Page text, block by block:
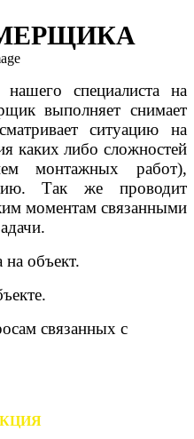
специалиста на
выполняет снимает
ситуацию на
каких либо сложностей
монтажных работ),
Так же проводит
моментам связанными
объект.
связанных с